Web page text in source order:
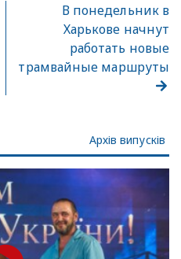
В понедельник в
Харькове начнут
работать новые
трамвайные маршруты
Архів випусків